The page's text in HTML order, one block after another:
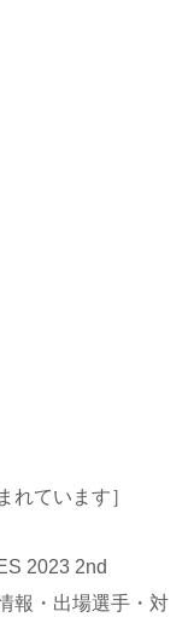
れています］
2023 2nd
報・出場選手・対